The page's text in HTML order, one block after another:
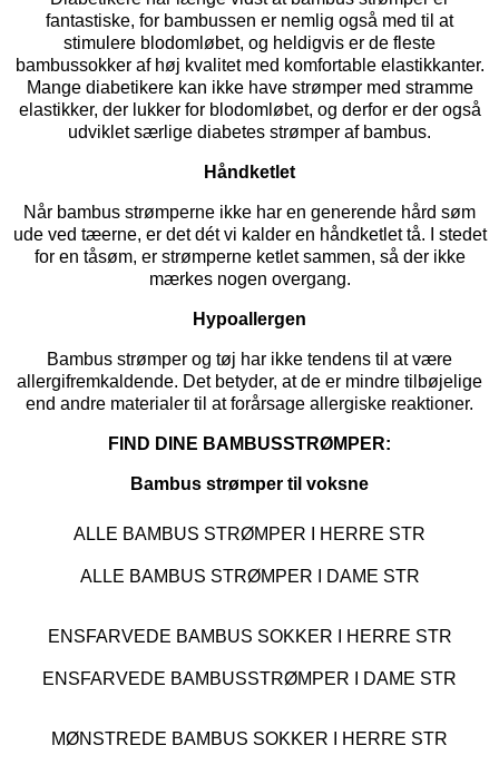
fantastiske, for bambussen er nemlig også med til at
stimulere blodomløbet, og heldigvis er de fleste
bambussokker af høj kvalitet med komfortable elastikkanter.
Mange diabetikere kan ikke have strømper med stramme
elastikker, der lukker for blodomløbet, og derfor er der også
udviklet særlige diabetes strømper af bambus.
Håndketlet
Når bambus strømperne ikke har en generende hård søm
ude ved tæerne, er det dét vi kalder en håndketlet tå. I stedet
for en tåsøm, er strømperne ketlet sammen, så der ikke
mærkes nogen overgang.
Hypoallergen
Bambus strømper og tøj har ikke tendens til at være
allergifremkaldende. Det betyder, at de er mindre tilbøjelige
end andre materialer til at forårsage allergiske reaktioner.
FIND DINE BAMBUSSTRØMPER:
Bambus strømper til voksne
ALLE BAMBUS STRØMPER I HERRE STR
ALLE BAMBUS STRØMPER I DAME STR
ENSFARVEDE BAMBUS SOKKER I HERRE STR
ENSFARVEDE BAMBUSSTRØMPER I DAME STR
MØNSTREDE BAMBUS SOKKER I HERRE STR